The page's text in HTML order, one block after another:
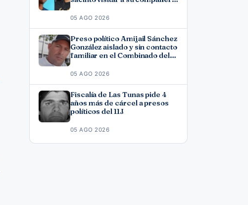
Fonseca
05 AGO 2026
Preso político Amijail Sánchez
González aislado y sin contacto
familiar en el Combinado del
05 AGO 2026
Fiscalía de Las Tunas pide 4
años más de cárcel a presos
políticos del 11J
05 AGO 2026